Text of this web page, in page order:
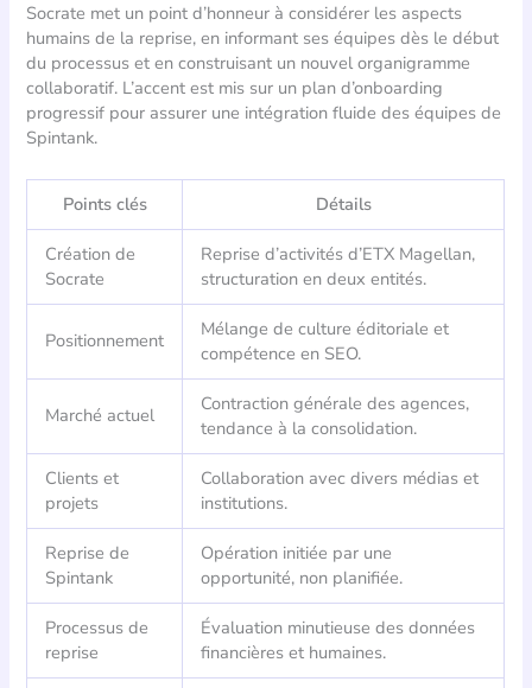
Socrate met un point d’honneur à considérer les aspects
humains de la reprise, en informant ses équipes dès le début
du processus et en construisant un nouvel organigramme
collaboratif. L’accent est mis sur un plan d’onboarding
progressif pour assurer une intégration fluide des équipes de
Spintank.
Points clés Détails
Création de
Socrate
Reprise d’activités d’ETX Magellan,
structuration en deux entités.
Positionnement
Mélange de culture éditoriale et
compétence en SEO.
Marché actuel
Contraction générale des agences,
tendance à la consolidation.
Clients et
projets
Collaboration avec divers médias et
institutions.
Reprise de
Spintank
Opération initiée par une
opportunité, non planifiée.
Processus de
reprise
Évaluation minutieuse des données
financières et humaines.